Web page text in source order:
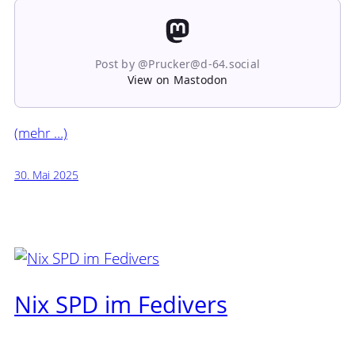
Post by @Prucker@d-64.social
View on Mastodon
(mehr …)
30. Mai 2025
Nix SPD im Fedivers